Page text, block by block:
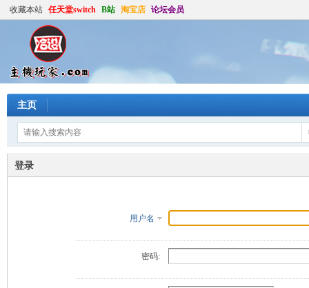
收藏本站 任天堂switch B站 淘宝店 论坛会员
主页
登录
用户名
密码: